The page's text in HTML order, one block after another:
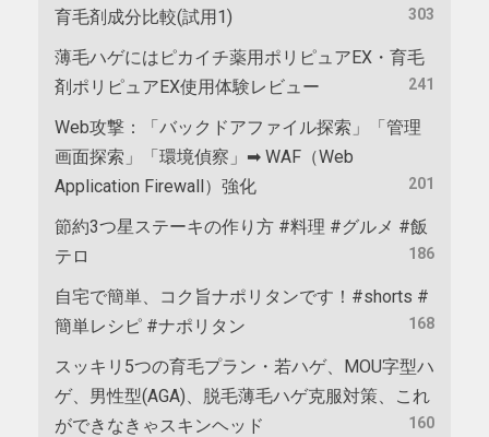
育毛剤成分比較(試用1) 303
薄毛ハゲにはピカイチ薬用ポリピュアEX・育毛
剤ポリピュアEX使用体験レビュー
241
Web攻撃：「バックドアファイル探索」「管理
画面探索」「環境偵察」➡ WAF（Web
Application Firewall）強化
201
節約3つ星ステーキの作り方 #料理 #グルメ #飯
テロ
186
自宅で簡単、コク旨ナポリタンです！#shorts #
簡単レシピ #ナポリタン
168
スッキリ5つの育毛プラン・若ハゲ、MOU字型ハ
ゲ、男性型(AGA)、脱毛薄毛ハゲ克服対策、これ
ができなきゃスキンヘッド
160